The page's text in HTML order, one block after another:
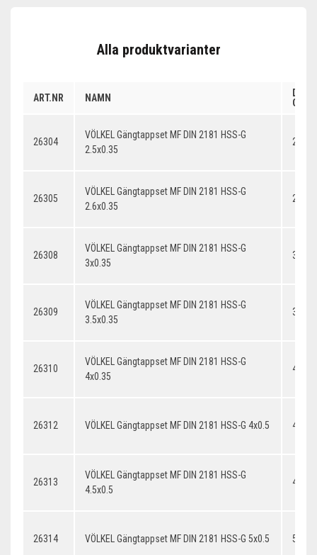
Alla produktvarianter
ART.NR NAMN
26304
VÖLKEL Gängtappset MF DIN 2181 HSS-G
2.5x0.35
26305
VÖLKEL Gängtappset MF DIN 2181 HSS-G
2.6x0.35
26308
VÖLKEL Gängtappset MF DIN 2181 HSS-G
3x0.35
26309
VÖLKEL Gängtappset MF DIN 2181 HSS-G
3.5x0.35
26310
VÖLKEL Gängtappset MF DIN 2181 HSS-G
4x0.35
26312 VÖLKEL Gängtappset MF DIN 2181 HSS-G 4x0.5 4x0.5
26313
VÖLKEL Gängtappset MF DIN 2181 HSS-G
4.5x0.5
26314 VÖLKEL Gängtappset MF DIN 2181 HSS-G 5x0.5 5x0.5